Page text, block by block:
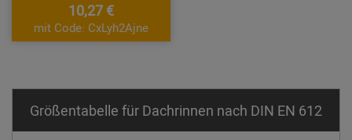
10,27 €
mit Code: CxLyh2Ajne
Größentabelle für Dachrinnen nach DIN EN 612